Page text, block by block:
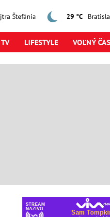
Štefánia 29 °C
LIFESTYLE VOĽNÝ ČAS
STREAM
NAŽIVO
Sam